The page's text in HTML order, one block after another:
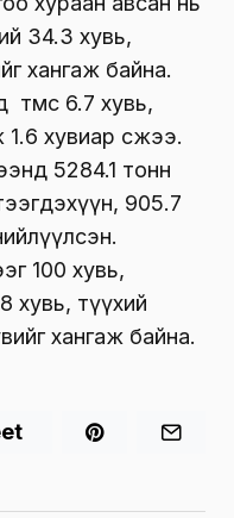
34.3 хувь,
хангаж байна.
төмс 6.7 хувь,
хувиар өсжээ.
5284.1 тонн
905.7
100 хувь,
хувь, түүхий
хангаж байна.